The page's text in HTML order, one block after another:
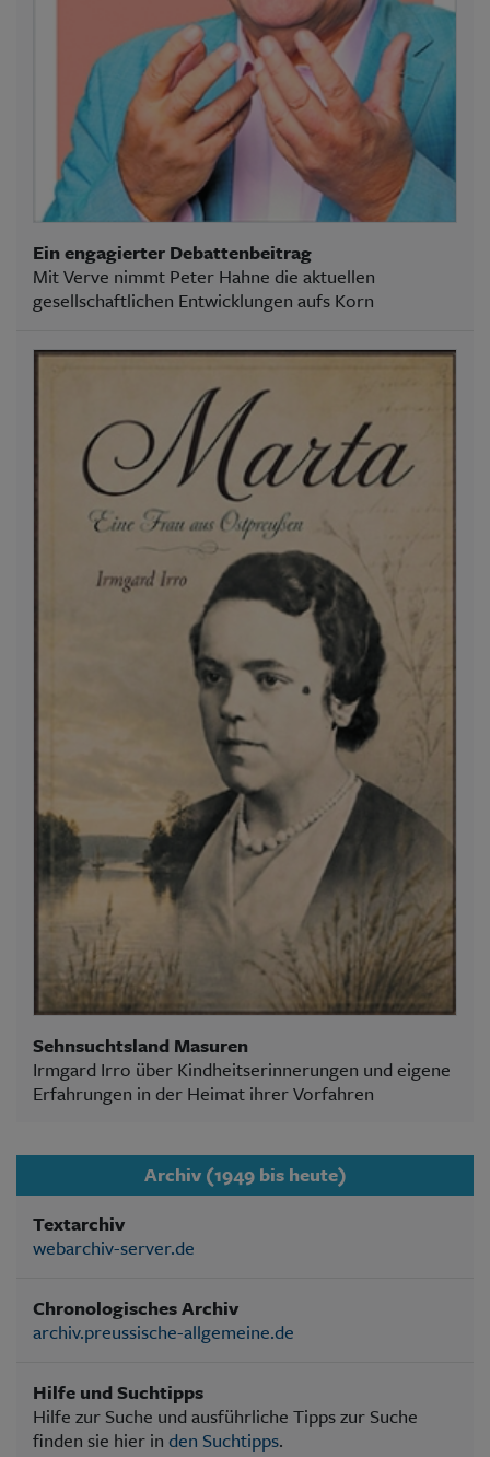
Ein engagierter Debattenbeitrag
Mit Verve nimmt Peter Hahne die aktuellen
gesellschaftlichen Entwicklungen aufs Korn
Sehnsuchtsland Masuren
Irmgard Irro über Kindheitserinnerungen und eigene
Erfahrungen in der Heimat ihrer Vorfahren
Archiv (1949 bis heute)
Textarchiv
webarchiv-server.de
Chronologisches Archiv
archiv.preussische-allgemeine.de
Hilfe und Suchtipps
Hilfe zur Suche und ausführliche Tipps zur Suche
finden sie hier in den Suchtipps.